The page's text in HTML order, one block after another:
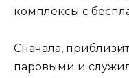
комплексы с
Сначала,
паровыми и